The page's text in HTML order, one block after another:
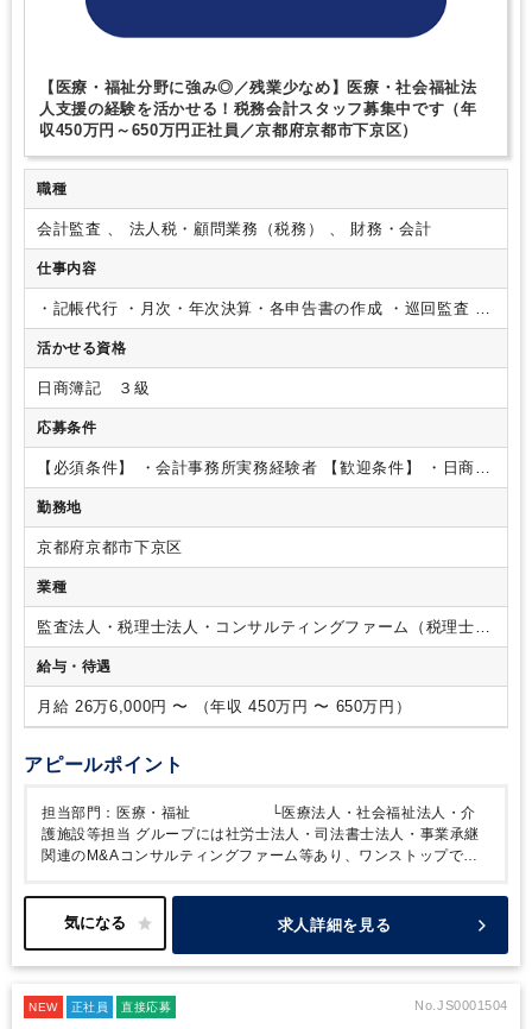
【医療・福祉分野に強み◎／残業少なめ】医療・社会福祉法
人支援の経験を活かせる！税務会計スタッフ募集中です（年
収450万円～650万円正社員／京都府京都市下京区）
職種
会計監査 、 法人税・顧問業務（税務） 、 財務・会計
仕事内容
・記帳代行 ・月次・年次決算・各申告書の作成 ・巡回監査 ・
税務相談・経営相談など 担当先として20件程を考えておりま
す（個人の能力等により変化） 原則、毎月巡回。
業務等は、担当によってはアシスタントが実施する場合もござ
います。
活かせる資格
日商簿記 ３級
応募条件
【必須条件】 ・会計事務所実務経験者 【歓迎条件】
・日商簿
記2級をお持ちの方・税理士試験勉強中の方 【求める人物像】
・顧客企業が発展していくためのお手伝いを会計面はもちろん
経営全般においてサポートしていける方
に向上心を持ち、自分の進む道は自分で切り開いていける方
勤務地
京都府京都市下京区
業種
監査法人・税理士法人・コンサルティングファーム（税理士法
人）
給与・待遇
月給 26万6,000円 〜 （年収 450万円 〜 650万円）
アピールポイント
担当部門：医療・福祉
└医療法人・社会福祉法人・介
護施設等担当 グループには社労士法人・司法書士法人・事業承継
関連のM&Aコンサルティングファーム等あり、ワンストップでク
紹介も多く、高い信頼性と実績と誇ります。事業基盤の安定した
事務所で、社内は落ち着いております。顧問先としっかりと向き合
のポイント・医療法人・社会福祉法人・介護施設向け支援実績が
都有数の大手税理士法人／顧問先600件超の安定基盤
求人詳細を見る
NEW 正社員 直接応募 No.JS0001504